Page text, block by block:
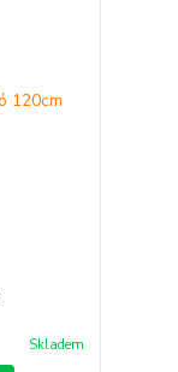
Skladem